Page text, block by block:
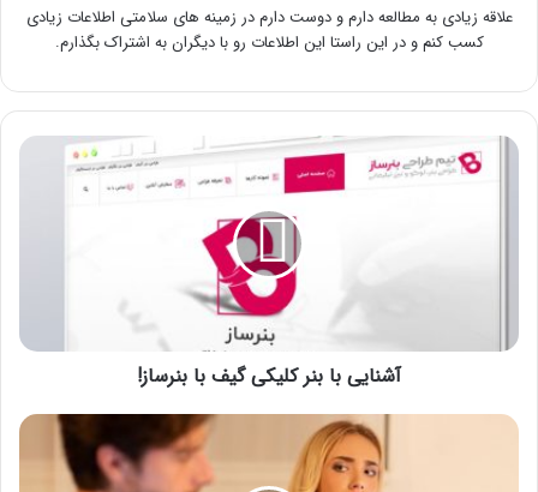
علاقه زیادی به مطالعه دارم و دوست دارم در زمینه های سلامتی اطلاعات زیادی
کسب کنم و در این راستا این اطلاعات رو با دیگران به اشتراک بگذارم.
آشنایی
آشنایی با بنر کلیکی گیف با بنرساز!
4